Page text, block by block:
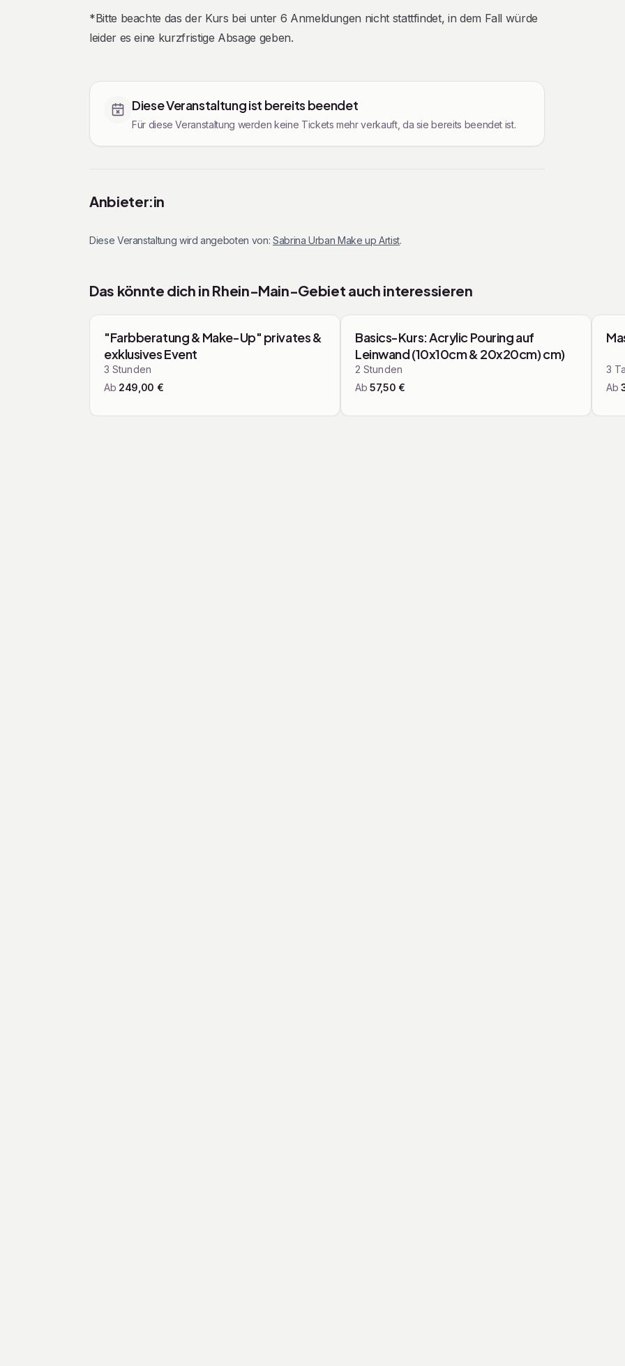
*Bitte beachte das der Kurs bei unter 6 Anmeldungen nicht stattfindet, in dem Fall würde
leider es eine kurzfristige Absage geben.
Diese Veranstaltung ist bereits beendet
Für diese Veranstaltung werden keine Tickets mehr verkauft, da sie bereits beendet ist.
Anbieter:in
Diese Veranstaltung wird angeboten von: Sabrina Urban Make up Artist.
Das könnte dich in Rhein-Main-Gebiet auch interessieren
Mit den Pfeiltasten navigieren
Kurse & Workshops
"Farbberatung & Make-Up" privates &
exklusives Event
3 Stunden
Ab 249,00 €
Kurse & Workshops
Basics-Kurs: Acrylic Pouring auf
Leinwand (10x10cm & 20x20cm) cm)
2 Stunden
Ab 57,50 €
3
Ab